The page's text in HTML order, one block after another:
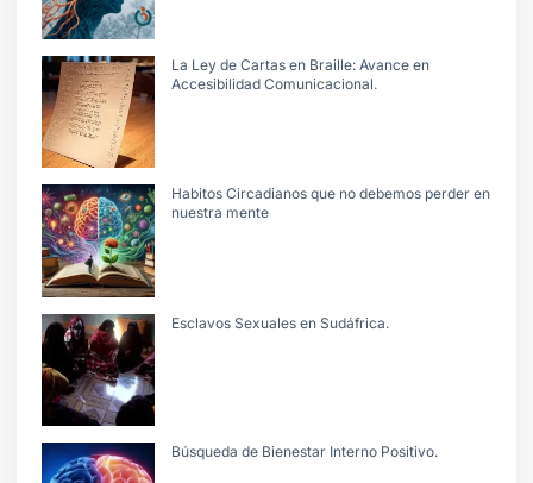
La Ley de Cartas en Braille: Avance en
Accesibilidad Comunicacional.
Habitos Circadianos que no debemos perder en
nuestra mente
Esclavos Sexuales en Sudáfrica.
Búsqueda de Bienestar Interno Positivo.